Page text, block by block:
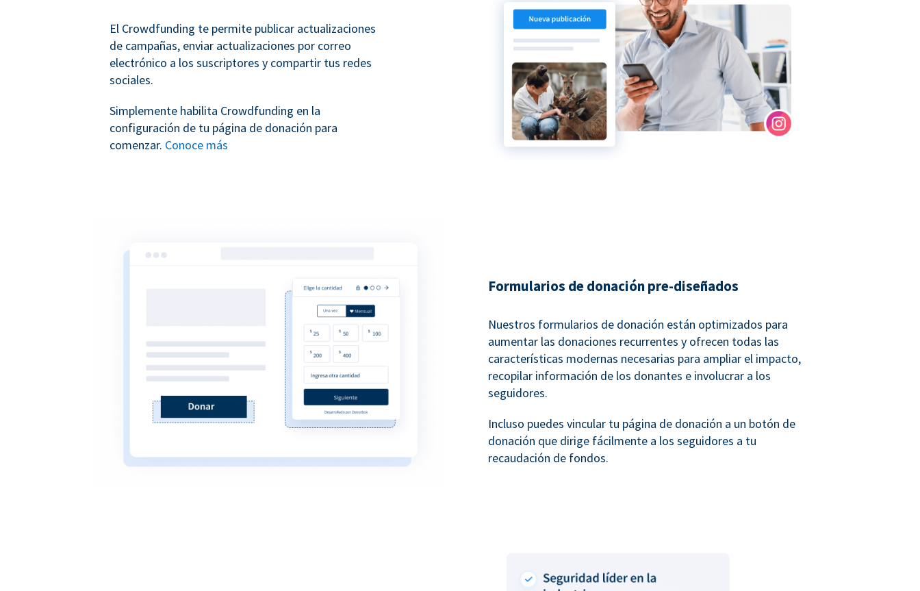
El Crowdfunding te permite publicar actualizaciones
de campañas, enviar actualizaciones por correo
electrónico a los suscriptores y compartir tus redes
sociales.
Simplemente habilita Crowdfunding en la
configuración de tu página de donación para
comenzar. Conoce más
Formularios de donación pre-diseñados
Nuestros formularios de donación están optimizados para
aumentar las donaciones recurrentes y ofrecen todas las
características modernas necesarias para ampliar el impacto,
recopilar información de los donantes e involucrar a los
seguidores.
Incluso puedes vincular tu página de donación a un botón de
donación que dirige fácilmente a los seguidores a tu
recaudación de fondos.